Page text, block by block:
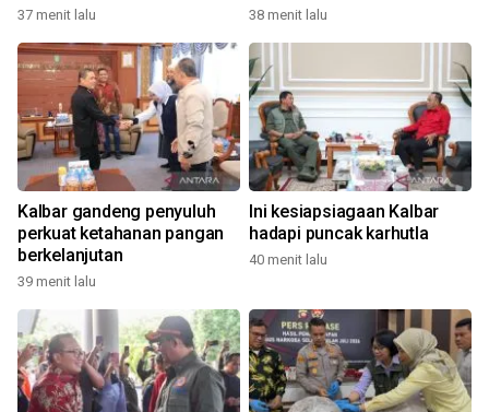
37 menit lalu 38 menit lalu
Kalbar gandeng penyuluh
perkuat ketahanan pangan
berkelanjutan
39 menit lalu
Ini kesiapsiagaan Kalbar
hadapi puncak karhutla
40 menit lalu